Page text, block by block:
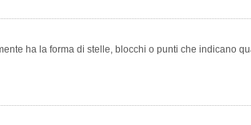
ha la forma di stelle, blocchi o punti che indicano